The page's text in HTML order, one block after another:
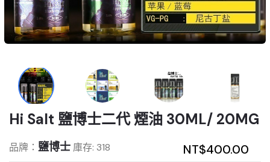
Hi Salt 鹽博士二代 煙油 30ML/ 20MG
品牌： 鹽博士 NT$400.00
庫存: 318